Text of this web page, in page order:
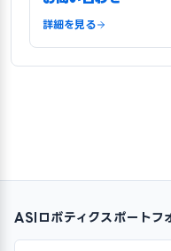
詳細を見る
ASIロボティクスポート